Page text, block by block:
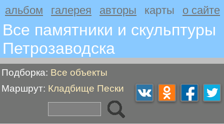
альбом галерея авторы карты о сайте
Все памятники и скульптуры
Петрозаводскa
Подборка: Все объекты
Маршрут: Кладбище Пески